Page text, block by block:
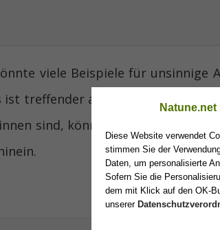
viele Beispiele für unsinnige
ist treffender als die Errichtung
sind, können sowieso nicht
Diese Website verwendet
stimmen Sie der
Daten, um personalisierte
Sofern Sie die
dem mit Klick auf den OK-
unserer